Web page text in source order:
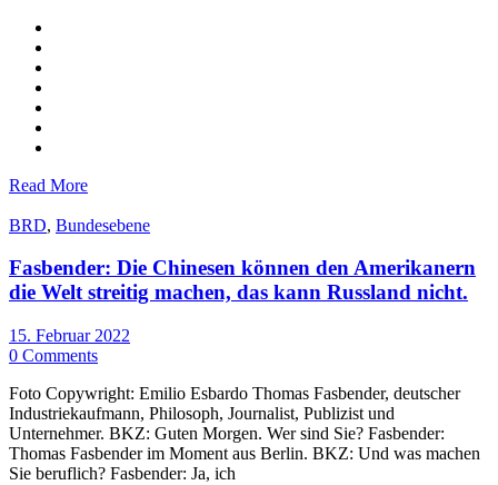
Read More
BRD, Bundesebene
Fasbender: Die Chinesen können den Amerikanern
die Welt streitig machen, das kann Russland nicht.
15. Februar 2022
0 Comments
Foto Copywright: Emilio Esbardo Thomas Fasbender, deutscher
Industriekaufmann, Philosoph, Journalist, Publizist und
Unternehmer. BKZ: Guten Morgen. Wer sind Sie? Fasbender:
Thomas Fasbender im Moment aus Berlin. BKZ: Und was machen
Sie beruflich? Fasbender: Ja, ich